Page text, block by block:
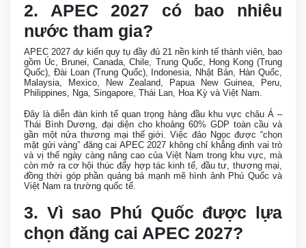
2. APEC 2027 có bao nhiêu
nước tham gia?
APEC 2027 dự kiến quy tụ đầy đủ 21 nền kinh tế thành viên, bao
gồm Úc, Brunei, Canada, Chile, Trung Quốc, Hong Kong (Trung
Quốc), Đài Loan (Trung Quốc), Indonesia, Nhật Bản, Hàn Quốc,
Malaysia, Mexico, New Zealand, Papua New Guinea, Peru,
Philippines, Nga, Singapore, Thái Lan, Hoa Kỳ và Việt Nam.
Đây là diễn đàn kinh tế quan trọng hàng đầu khu vực châu Á –
Thái Bình Dương, đại diện cho khoảng 60% GDP toàn cầu và
gần một nửa thương mại thế giới. Việc đảo Ngọc được “chọn
mặt gửi vàng” đăng cai APEC 2027 không chỉ khẳng định vai trò
và vị thế ngày càng nâng cao của Việt Nam trong khu vực, mà
còn mở ra cơ hội thúc đẩy hợp tác kinh tế, đầu tư, thương mại,
đồng thời góp phần quảng bá mạnh mẽ hình ảnh Phú Quốc và
Việt Nam ra trường quốc tế.
3. Vì sao Phú Quốc được lựa
chọn đăng cai APEC 2027?